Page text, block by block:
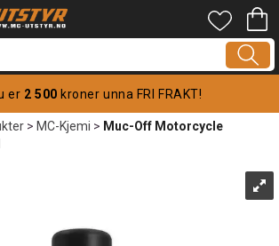
er 2 500 kroner unna FRI FRAKT!
>MC-Kjemi> Muc-Off Motorcycle